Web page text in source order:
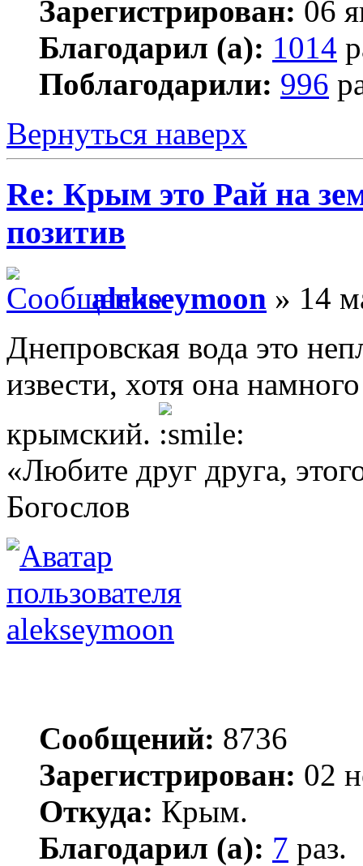
Зарегистрирован: 06
Благодарил (а): 1014
Поблагодарили: 996
Вернуться наверх
Re: Крым это Рай на
позитив
alekseymoon » 14
Днепровская вода это
извести, хотя она
крымский.
«Любите друг друга,
Богослов
alekseymoon
Сообщений: 8736
Зарегистрирован: 02
Откуда: Крым.
Благодарил (а): 7 раз.